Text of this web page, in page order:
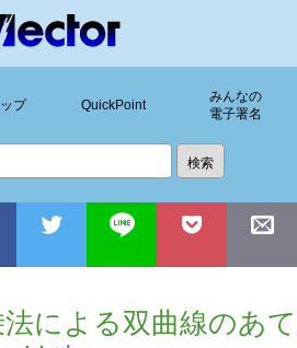
プ QuickPoint
みんなの
電子署名
による双曲線のあて